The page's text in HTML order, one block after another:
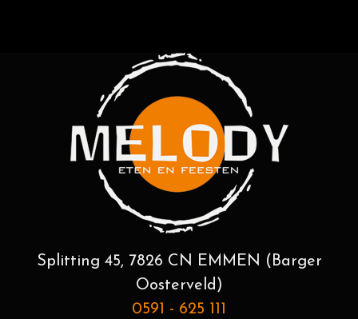
Splitting 45, 7826 CN EMMEN (Barger
Oosterveld)
0591 - 625 111